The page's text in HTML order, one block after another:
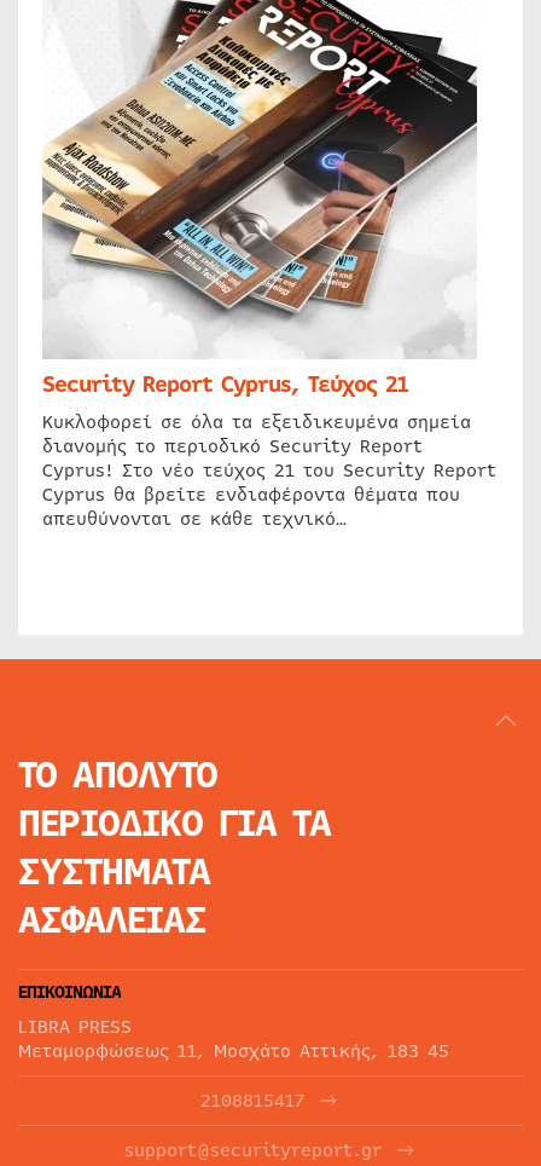
Security Report Cyprus, Τεύχος 21
Κυκλοφορεί σε όλα τα εξειδικευμένα σημεία
διανομής το περιοδικό Security Report
Cyprus! Στο νέο τεύχος 21 του Security Report
Cyprus θα βρείτε ενδιαφέροντα θέματα που
απευθύνονται σε κάθε τεχνικό…
ΤΟ ΑΠΟΛΥΤΟ
ΠΕΡΙΟΔΙΚΟ ΓΙΑ ΤΑ
ΣΥΣΤΗΜΑΤΑ
ΑΣΦΑΛΕΙΑΣ
ΕΠΙΚΟΙΝΩΝΙΑ
LIBRA PRESS
Μεταμορφώσεως 11, Μοσχάτο Αττικής, 183 45
2108815417
support@securityreport.gr